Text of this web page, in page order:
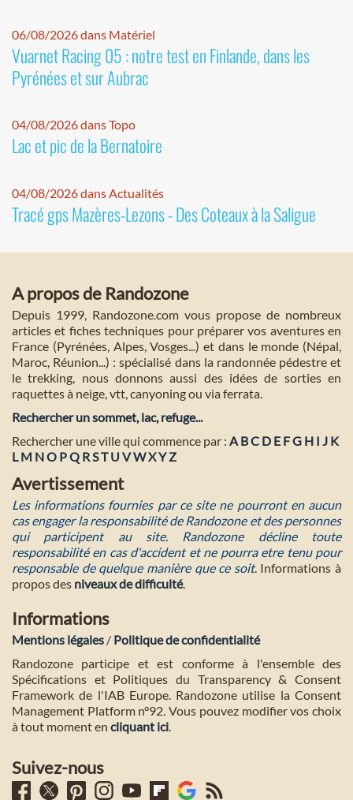
06/08/2026 dans Matériel
Vuarnet Racing 05 : notre test en Finlande, dans les
Pyrénées et sur Aubrac
04/08/2026 dans Topo
Lac et pic de la Bernatoire
04/08/2026 dans Actualités
Tracé gps Mazères-Lezons - Des Coteaux à la Saligue
A propos de Randozone
Depuis 1999, Randozone.com vous propose de nombreux
articles et fiches techniques pour préparer vos aventures en
France (Pyrénées, Alpes, Vosges...) et dans le monde (Népal,
Maroc, Réunion...) : spécialisé dans la randonnée pédestre et
le trekking, nous donnons aussi des idées de sorties en
raquettes à neige, vtt, canyoning ou via ferrata.
Rechercher un sommet, lac, refuge...
Rechercher une ville qui commence par : A BC D E FG H I J K
L M NO PQ RST U VWXYZ
Avertissement
Les informations fournies par ce site ne pourront en aucun
cas engager la responsabilité de Randozone et des personnes
qui participent au site. Randozone décline toute
responsabilité en cas d'accident et ne pourra etre tenu pour
responsable de quelque manière que ce soit. Informations à
propos des niveaux de difficulté.
Informations
Mentions légales / Politique de confidentialité
Randozone participe et est conforme à l'ensemble des
Spécifications et Politiques du Transparency & Consent
Framework de l'IAB Europe. Randozone utilise la Consent
Management Platform n°92. Vous pouvez modifier vos choix
à tout moment en cliquant ici.
Suivez-nous